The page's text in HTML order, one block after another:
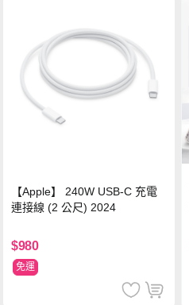
【Apple】 240W USB-C 充電
連接線 (2 公尺) 2024
$980
免運